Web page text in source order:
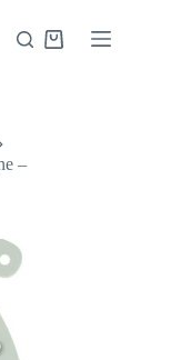
Indkøbskurv
–